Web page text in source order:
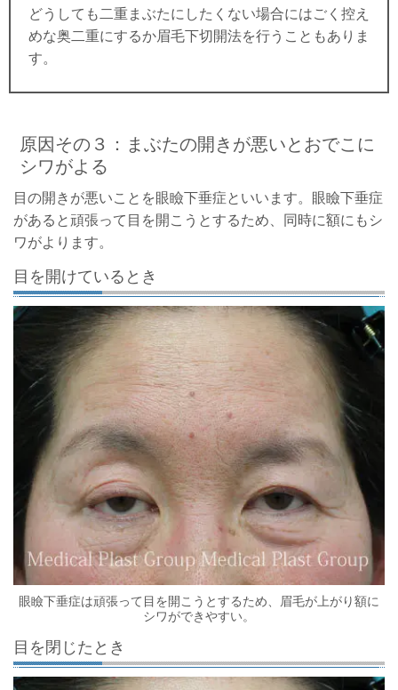
どうしても二重まぶたにしたくない場合にはごく控え
めな奥二重にするか眉毛下切開法を行うこともありま
す。
原因その３：まぶたの開きが悪いとおでこに
シワがよる
目の開きが悪いことを眼瞼下垂症といいます。眼瞼下垂症
があると頑張って目を開こうとするため、同時に額にもシ
ワがよります。
目を開けているとき
眼瞼下垂症は頑張って目を開こうとするため、眉毛が上がり額に
シワができやすい。
目を閉じたとき